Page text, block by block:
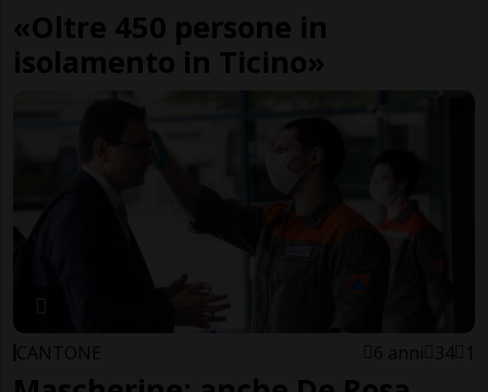
«Oltre 450 persone in
isolamento in Ticino»
CANTONE 6 anni 34 1